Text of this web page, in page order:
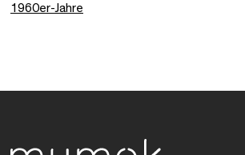
1960er-Jahre